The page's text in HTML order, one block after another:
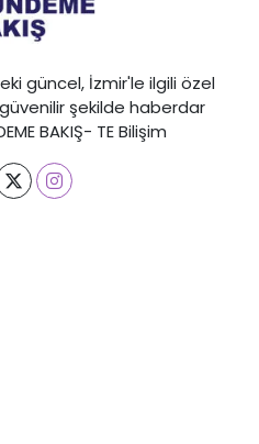
güncel, İzmir'le ilgili özel
şekilde haberdar
BAKIŞ- TE Bilişim